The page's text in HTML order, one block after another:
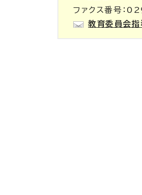
ファクス番号
教育委員会指